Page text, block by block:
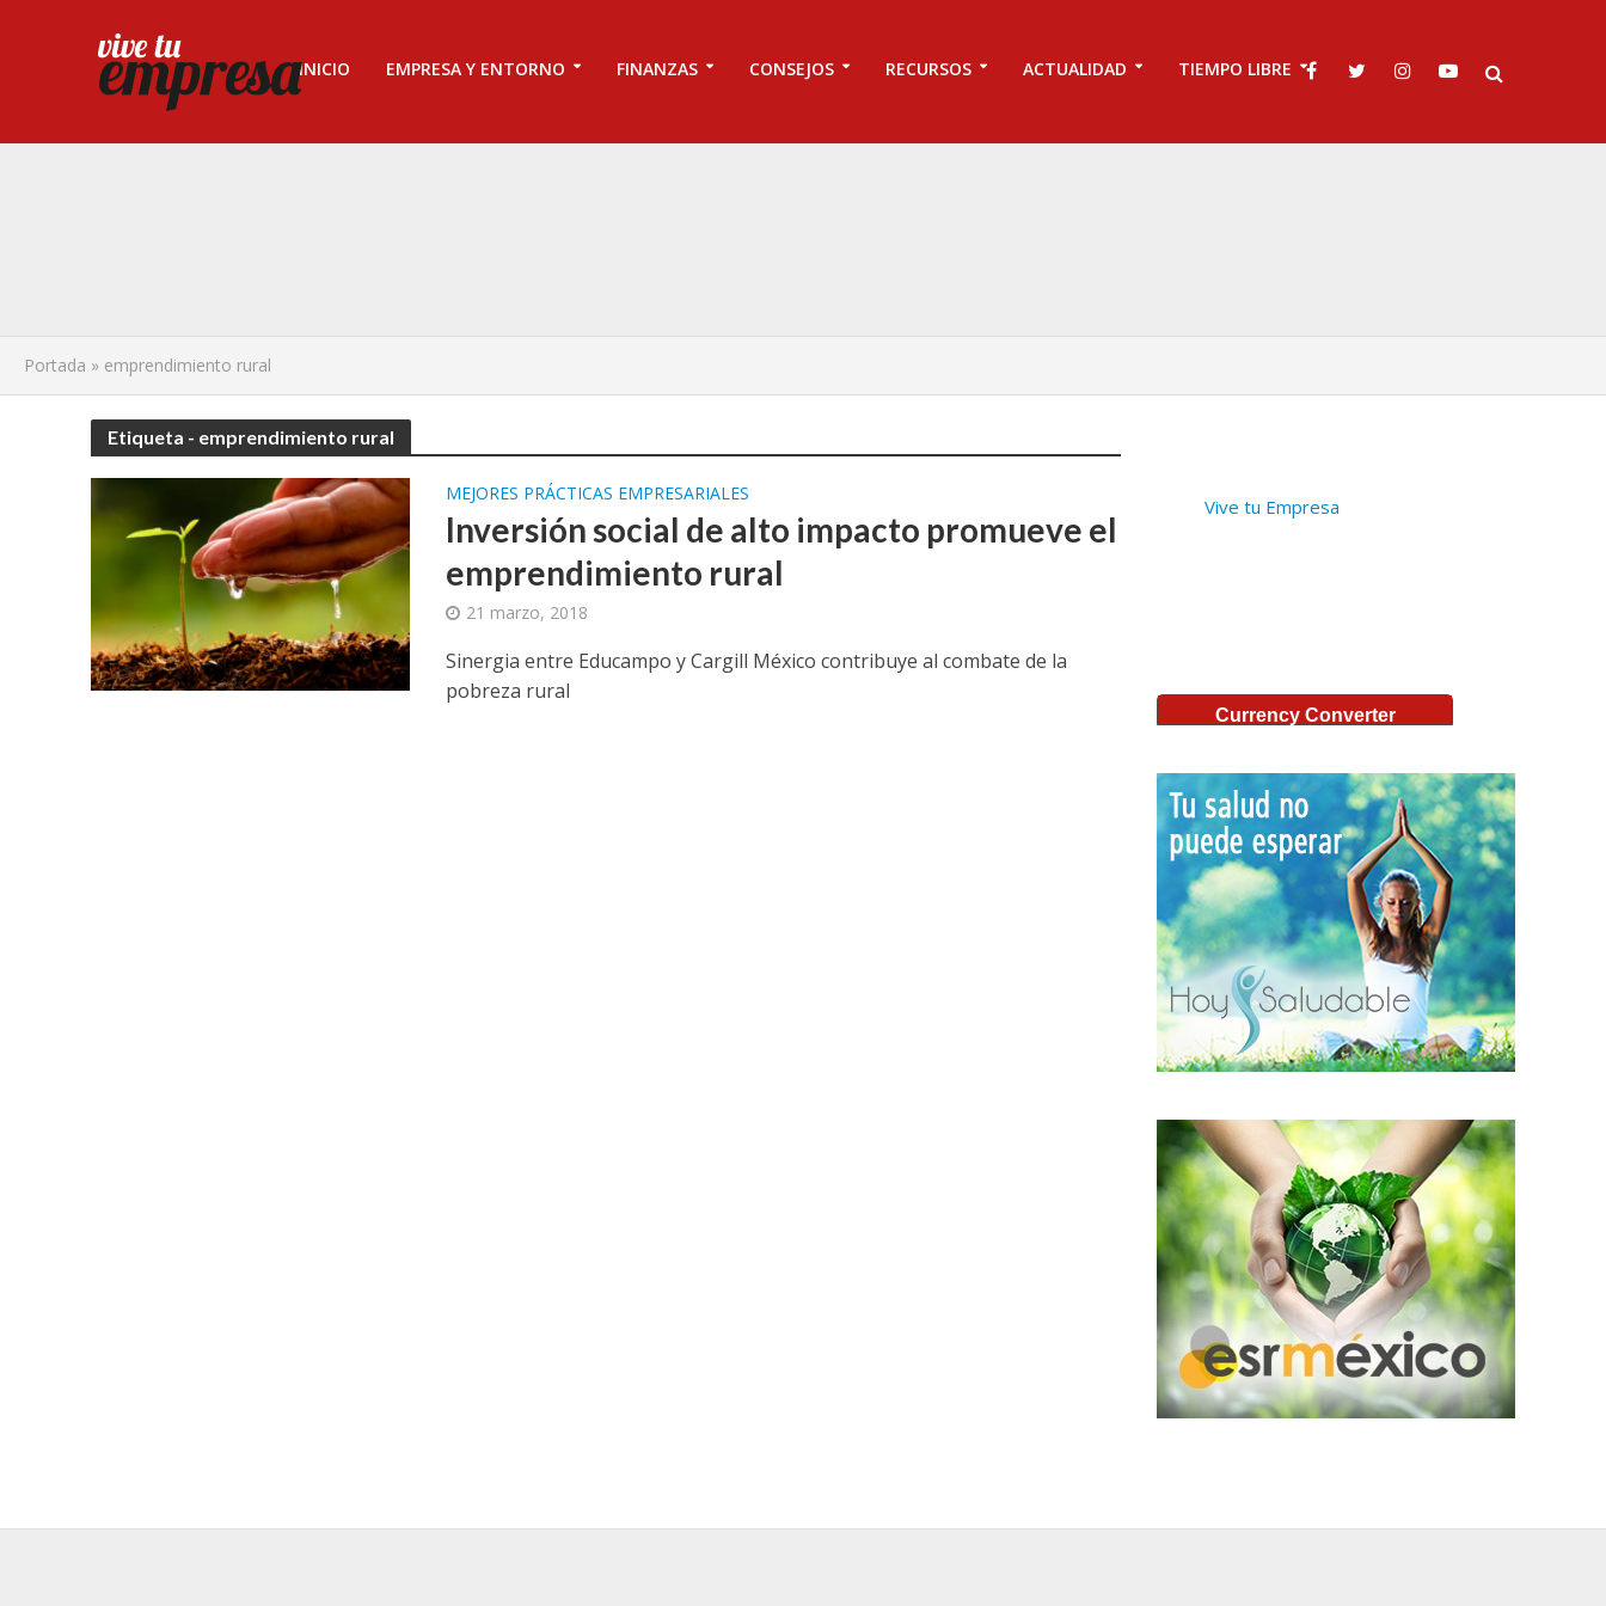
INICIO EMPRESA Y ENTORNO FINANZAS CONSEJOS RECURSOS ACTUALIDAD TIEMPO LIBRE
Portada » emprendimiento rural
Etiqueta - emprendimiento rural
MEJORES PRÁCTICAS EMPRESARIALES
Inversión social de alto impacto promueve el
emprendimiento rural
21 marzo, 2018
Sinergia entre Educampo y Cargill México contribuye al combate de la
pobreza rural
Vive tu Empresa
Currency Converter